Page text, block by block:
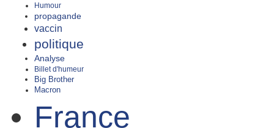
Humour
propagande
vaccin
politique
Analyse
Billet d'humeur
Big Brother
Macron
France